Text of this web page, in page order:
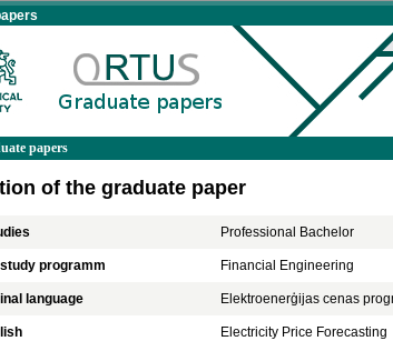
papers
of the graduate paper
Professional Bachelor
programm Financial Engineering
language Elektroenerģijas cenas
Electricity Price Forecasting